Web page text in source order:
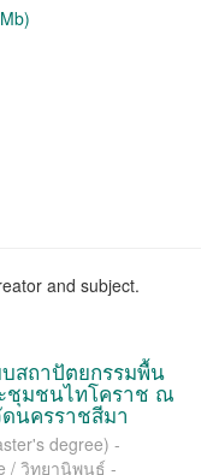
and subject.
บสถาปัตยกรรมพื้น
ชุมชนไทโคราช ณ
นครราชสีมา
degree) -
/ วิทยานิพนธ์ -